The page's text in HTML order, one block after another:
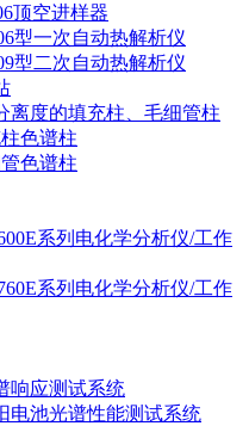
顶空进样器
型一次自动热解析仪
型二次自动热解析仪
离度的填充柱、毛细管柱
色谱柱
色谱柱
系列电化学分析仪/工作
系列电化学分析仪/工作
响应测试系统
电池光谱性能测试系统